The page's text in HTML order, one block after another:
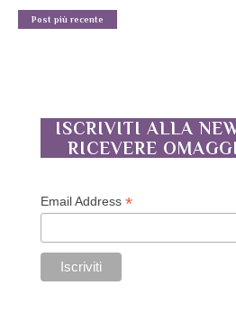
Post più recente
ISCRIVITI ALLA
RICEVERE
Email Address*